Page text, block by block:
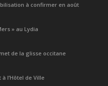
à confirmer en août
» au Lydia
de la glisse occitane
l’Hôtel de Ville